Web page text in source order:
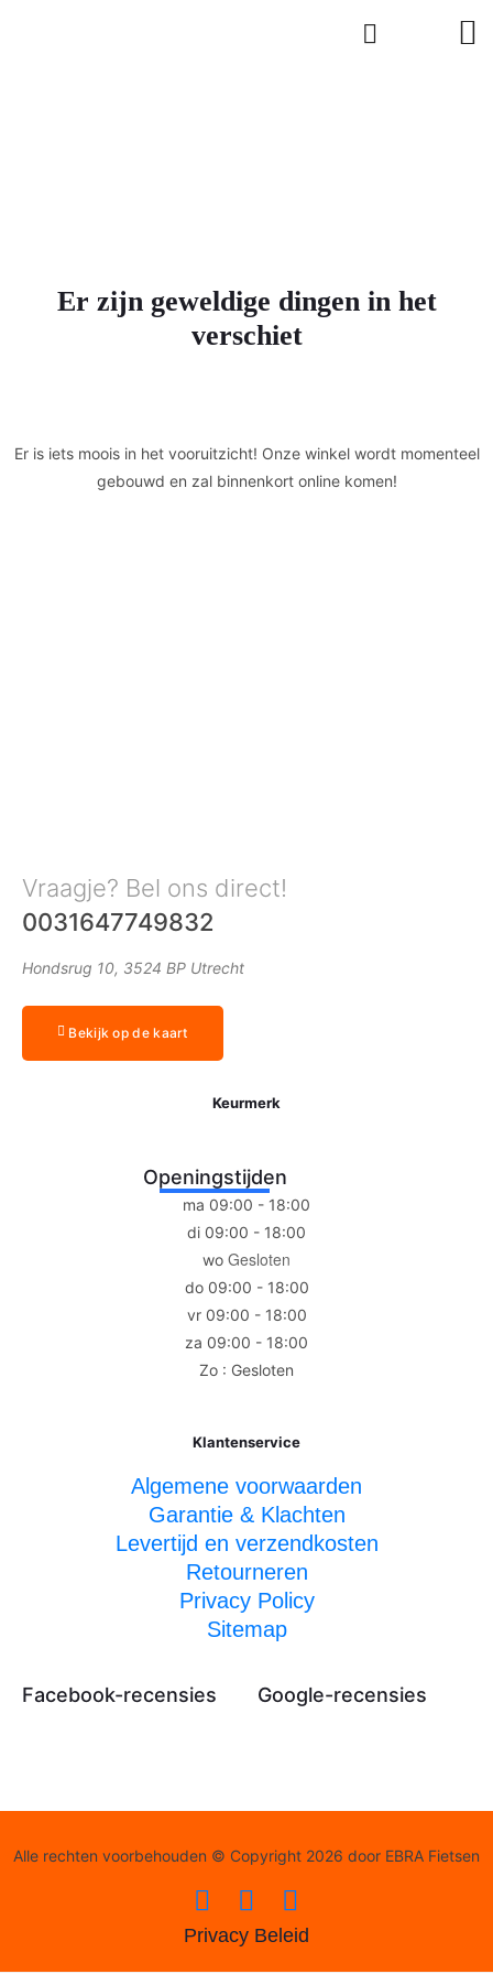
Er zijn geweldige dingen in het
verschiet
Er is iets moois in het vooruitzicht! Onze winkel wordt momenteel
gebouwd en zal binnenkort online komen!
Vraagje? Bel ons direct!
0031647749832
Hondsrug 10, 3524 BP Utrecht
Bekijk op de kaart
Keurmerk
Openingstijden
ma 09:00 - 18:00
di 09:00 - 18:00
wo Gesloten
do 09:00 - 18:00
vr 09:00 - 18:00
za 09:00 - 18:00
Zo : Gesloten
Klantenservice
Algemene voorwaarden
Garantie & Klachten
Levertijd en verzendkosten
Retourneren
Privacy Policy
Sitemap
Facebook-recensies Google-recensies
Alle rechten voorbehouden © Copyright 2026 door EBRA Fietsen
Privacy Beleid